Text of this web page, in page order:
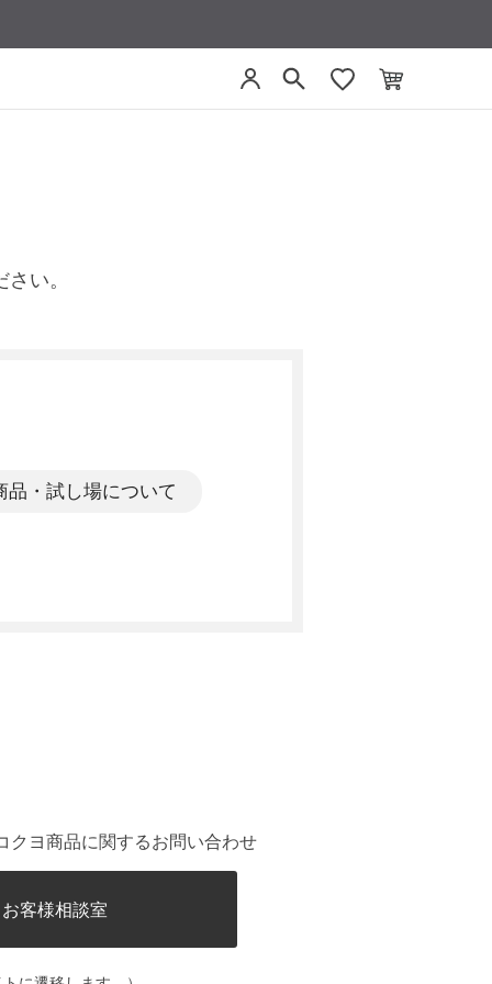
い。
品・試し場について
クヨ商品に関するお問い合わせ
客様相談室